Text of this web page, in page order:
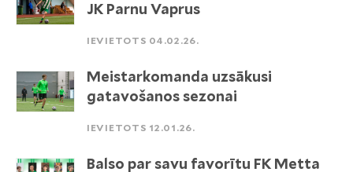
JK Parnu Vaprus
IEVIETOTS 04.02.26.
Meistarkomanda uzsākusi
gatavošanos sezonai
IEVIETOTS 12.01.26.
Balso par savu favorītu FK Metta